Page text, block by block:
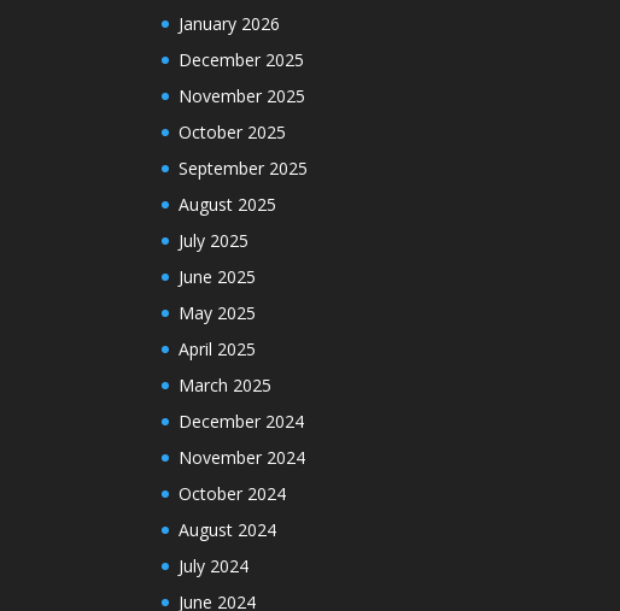
January 2026
December 2025
November 2025
October 2025
September 2025
August 2025
July 2025
June 2025
May 2025
April 2025
March 2025
December 2024
November 2024
October 2024
August 2024
July 2024
June 2024